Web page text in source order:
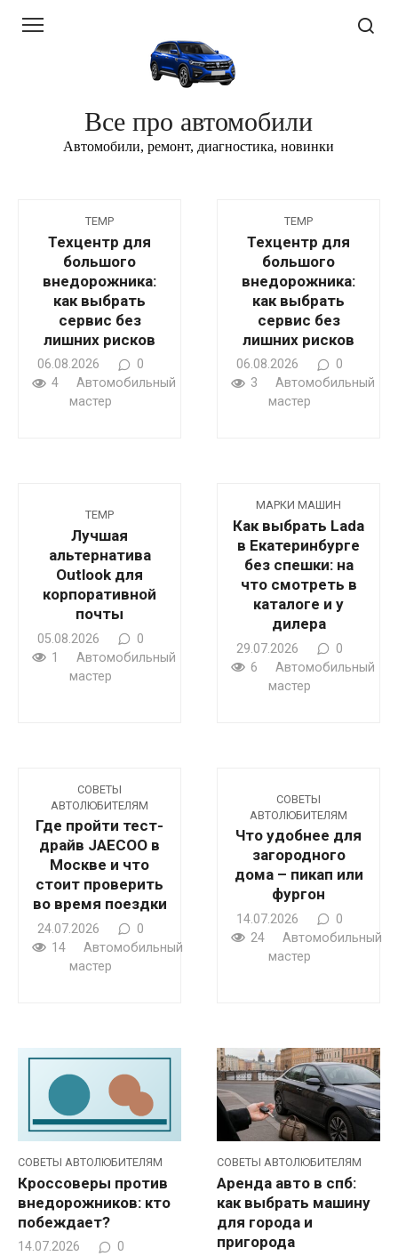
Все про автомобили
Автомобили, ремонт, диагностика, новинки
TEMP
Техцентр для
большого
внедорожника:
как выбрать
сервис без
лишних рисков
06.08.2026
0
4
Автомобильный
мастер
TEMP
Техцентр для
большого
внедорожника:
как выбрать
сервис без
лишних рисков
06.08.2026
0
3
Автомобильный
мастер
TEMP
Лучшая
альтернатива
Outlook для
корпоративной
почты
05.08.2026
0
1
Автомобильный
мастер
МАРКИ МАШИН
Как выбрать Lada
в Екатеринбурге
без спешки: на
что смотреть в
каталоге и у
дилера
29.07.2026
0
6
Автомобильный
мастер
CОВЕТЫ
АВТОЛЮБИТЕЛЯМ
Где пройти тест-
драйв JAECOO в
Москве и что
стоит проверить
во время поездки
24.07.2026
0
14
Автомобильный
мастер
CОВЕТЫ
АВТОЛЮБИТЕЛЯМ
Что удобнее для
загородного
дома – пикап или
фургон
14.07.2026
0
24
Автомобильный
мастер
CОВЕТЫ АВТОЛЮБИТЕЛЯМ
Кроссоверы против
внедорожников: кто
побеждает?
14.07.2026
0
CОВЕТЫ АВТОЛЮБИТЕЛЯМ
Аренда авто в спб:
как выбрать машину
для города и
пригорода